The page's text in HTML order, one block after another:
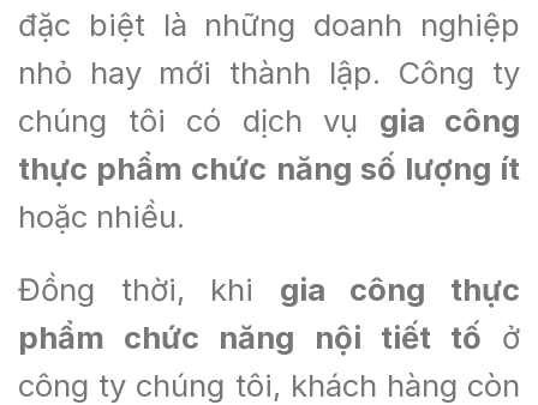
đặc biệt là những doanh nghiệp
nhỏ hay mới thành lập. Công ty
chúng tôi có dịch vụ gia công
thực phẩm chức năng số lượng ít
hoặc nhiều.
Đồng thời, khi gia công thực
phẩm chức năng nội tiết tố ở
công ty chúng tôi, khách hàng còn